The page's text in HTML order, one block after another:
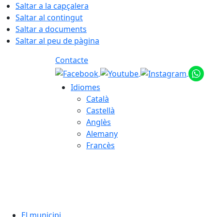
Saltar a la capçalera
Saltar al contingut
Saltar a documents
Saltar al peu de pàgina
Contacte
Idiomes
Català
Castellà
Anglès
Alemany
Francès